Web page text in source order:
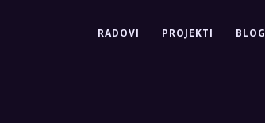
RADOVI PROJEKTI BLOG